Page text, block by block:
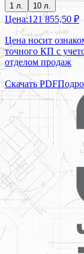
1 л. 10 л.
Цена:121 855,50 ₽
Цена носит
точного КП с
отделом продаж
Скачать PDF